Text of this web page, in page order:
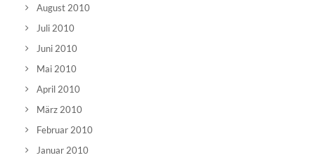
August 2010
Juli 2010
Juni 2010
Mai 2010
April 2010
März 2010
Februar 2010
Januar 2010